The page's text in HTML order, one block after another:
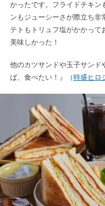
かったです。フライドチキン
ンもジューシーさが際立ち
テトもトリュフ塩がかかって
美味しかった！
他のカツサンドや玉子サンド
ば、食べたい！』（特盛ヒロ